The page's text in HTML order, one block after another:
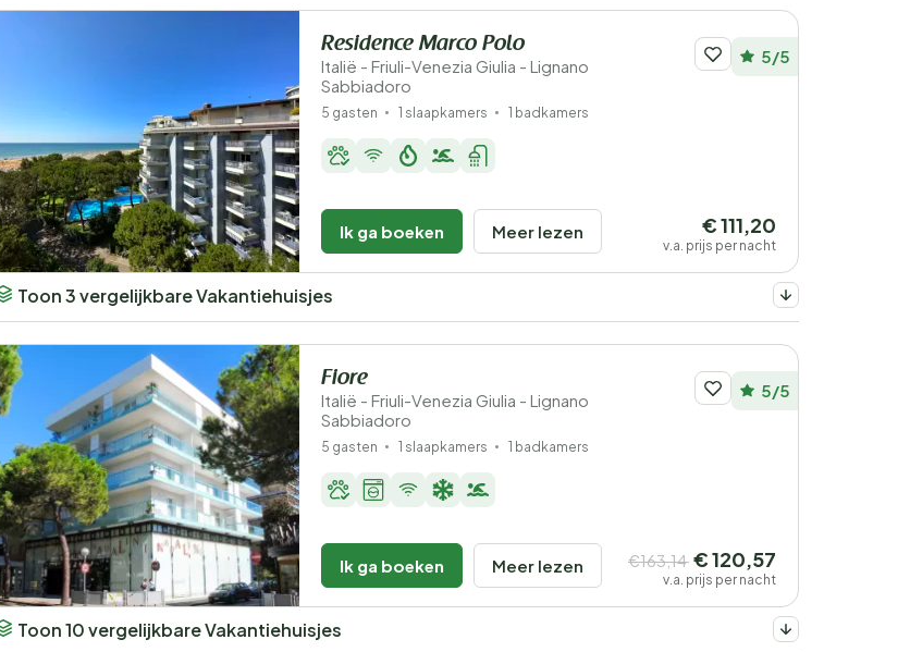
Residence Marco Polo
Italië - Friuli-Venezia Giulia - Lignano
Sabbiadoro
5/5
5 gasten 1 slaapkamers 1 badkamers
Ik ga boeken Meer lezen € 111,20
v.a. prijs per nacht
Toon 3 vergelijkbare Vakantiehuisjes
Fiore
Italië - Friuli-Venezia Giulia - Lignano
Sabbiadoro
5/5
5 gasten 1 slaapkamers 1 badkamers
Ik ga boeken Meer lezen €163,14 € 120,57
v.a. prijs per nacht
Toon 10 vergelijkbare Vakantiehuisjes